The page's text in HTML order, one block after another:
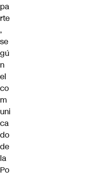
pa
rte
,
se
gú
n
el
co
m
uni
ca
do
de
la
Po